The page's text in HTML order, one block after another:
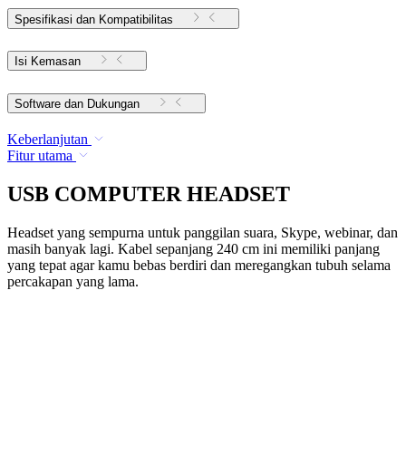
Spesifikasi dan Kompatibilitas
Isi Kemasan
Software dan Dukungan
Keberlanjutan
Fitur utama
USB COMPUTER HEADSET
Headset yang sempurna untuk panggilan suara, Skype, webinar, dan
masih banyak lagi. Kabel sepanjang 240 cm ini memiliki panjang
yang tepat agar kamu bebas berdiri dan meregangkan tubuh selama
percakapan yang lama.